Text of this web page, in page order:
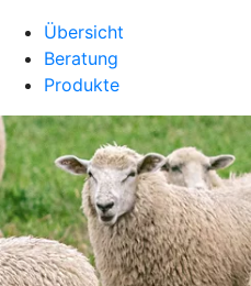
Übersicht
Beratung
Produkte